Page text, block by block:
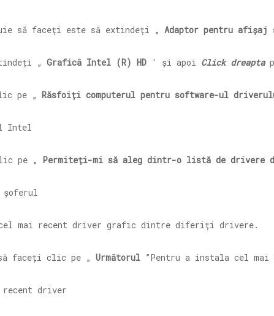
să faceți este să extindeți „ Adaptor pentru afișaj
„ Grafică Intel (R) HD ' și apoi Click dreapta
pe „ Răsfoiți computerul pentru software-ul
pe „ Permiteți-mi să aleg dintr-o listă de drivere
cel mai recent driver grafic dintre diferiți drivere.
faceți clic pe „ Următorul ”Pentru a instala cel